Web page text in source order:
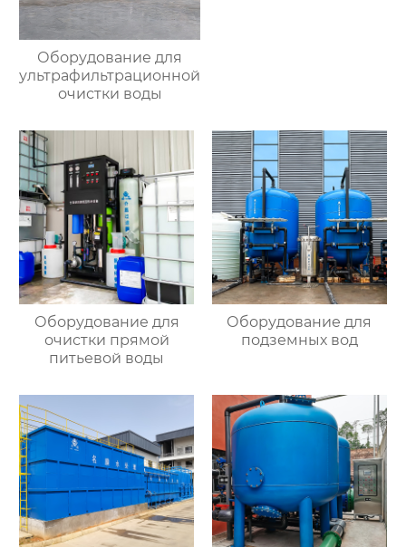
Оборудование для
ультрафильтрационной
очистки воды
Оборудование для
очистки прямой
питьевой воды
Оборудование для
подземных вод